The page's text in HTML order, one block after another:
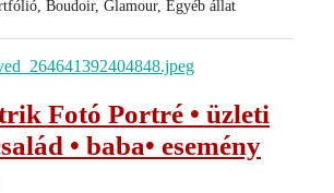
Boudoir, Glamour, Egyéb állat
Fotó Portré • üzleti
• baba• esemény